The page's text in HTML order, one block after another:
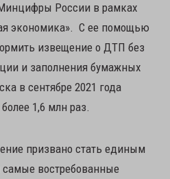
России в рамках
экономика». С ее помощью
извещение о ДТП без
и заполнения бумажных
в сентябре 2021 года
1,6 млн раз.
призвано стать единым
востребованные